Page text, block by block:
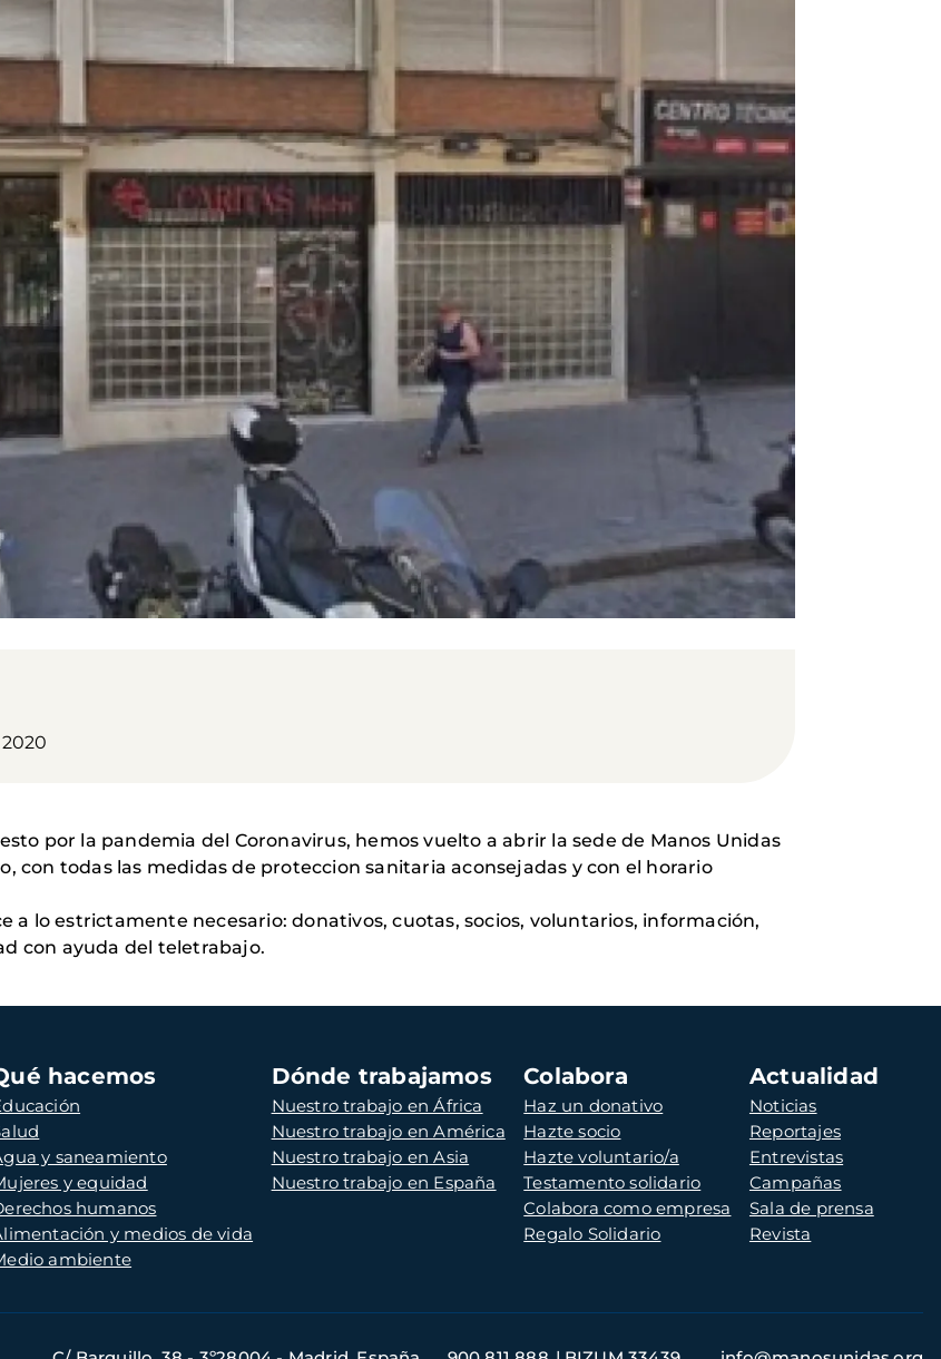
por la pandemia del Coronavirus, hemos vuelto a abrir la sede de Manos Unidas
con todas las medidas de proteccion sanitaria aconsejadas y con el horario
a lo estrictamente necesario: donativos, cuotas, socios, voluntarios, información,
con ayuda del teletrabajo.
hacemos
y saneamiento
y equidad
humanos
y medios de vida
ambiente
Dónde trabajamos
Nuestro trabajo en África
Nuestro trabajo en América
Nuestro trabajo en Asia
Nuestro trabajo en España
Colabora
Haz un donativo
Hazte socio
Hazte voluntario/a
Testamento solidario
Colabora como empresa
Regalo Solidario
Actualidad
Noticias
Reportajes
Entrevistas
Campañas
Sala de prensa
Revista